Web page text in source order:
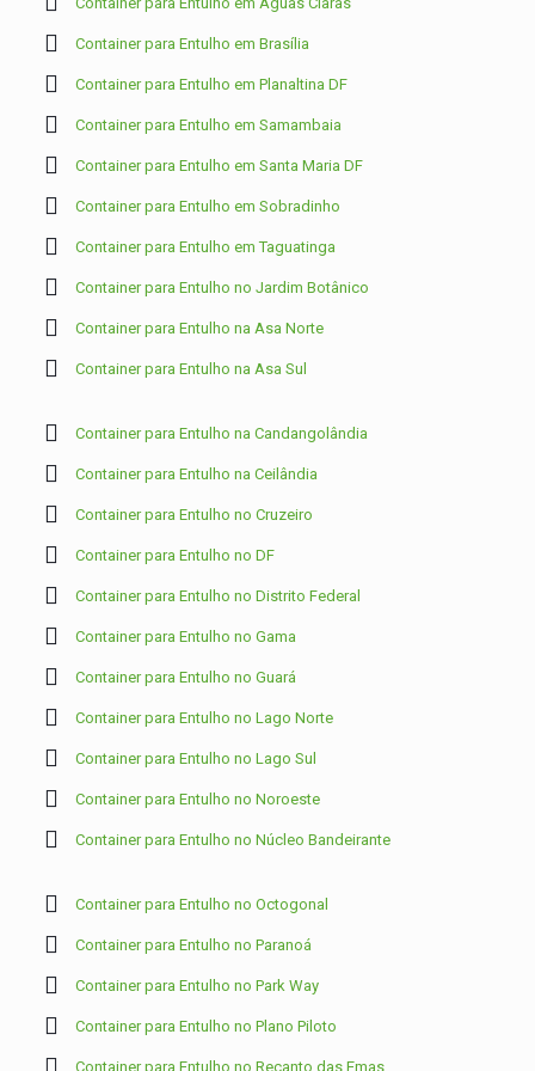
Container para Entulho em Brasília
Container para Entulho em Planaltina DF
Container para Entulho em Samambaia
Container para Entulho em Santa Maria DF
Container para Entulho em Sobradinho
Container para Entulho em Taguatinga
Container para Entulho no Jardim Botânico
Container para Entulho na Asa Norte
Container para Entulho na Asa Sul
Container para Entulho na Candangolândia
Container para Entulho na Ceilândia
Container para Entulho no Cruzeiro
Container para Entulho no DF
Container para Entulho no Distrito Federal
Container para Entulho no Gama
Container para Entulho no Guará
Container para Entulho no Lago Norte
Container para Entulho no Lago Sul
Container para Entulho no Noroeste
Container para Entulho no Núcleo Bandeirante
Container para Entulho no Octogonal
Container para Entulho no Paranoá
Container para Entulho no Park Way
Container para Entulho no Plano Piloto
Container para Entulho no Recanto das Emas